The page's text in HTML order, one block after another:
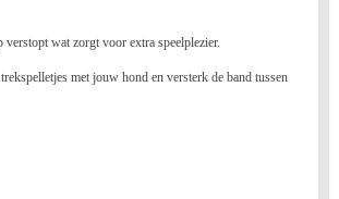
wat zorgt voor extra speelplezier.
met jouw hond en versterk de band tussen